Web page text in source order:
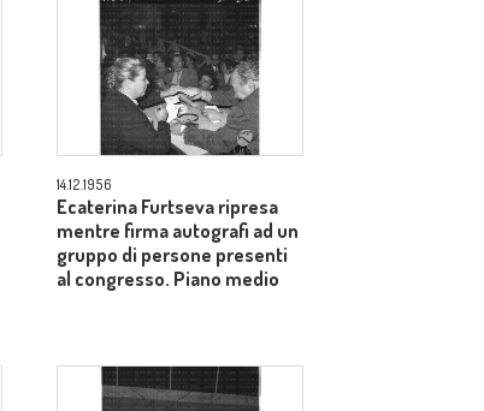
14.12.1956
Ecaterina Furtseva ripresa
mentre firma autografi ad un
gruppo di persone presenti
al congresso. Piano medio